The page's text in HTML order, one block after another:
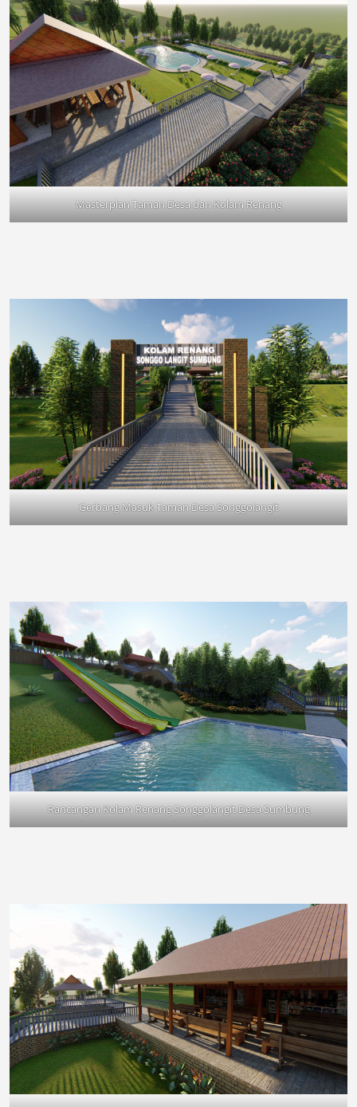
Masterplan Taman Desa dan Kolam Renang
Gerbang Masuk Taman Desa Songgolangit
Rancangan Kolam Renang Songgolangit Desa Sumbung